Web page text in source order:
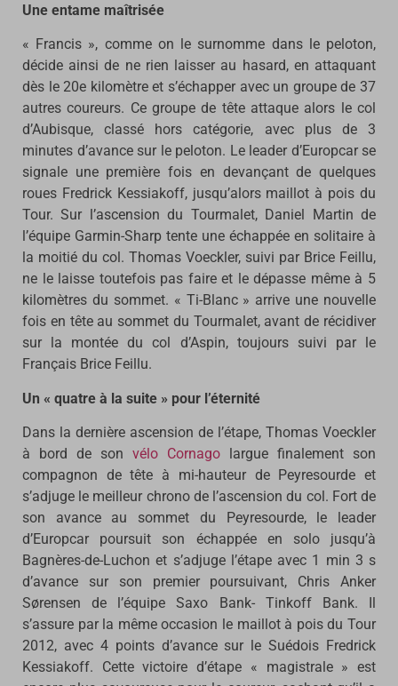
Une entame maîtrisée
« Francis », comme on le surnomme dans le peloton,
décide ainsi de ne rien laisser au hasard, en attaquant
dès le 20e kilomètre et s’échapper avec un groupe de 37
autres coureurs. Ce groupe de tête attaque alors le col
d’Aubisque, classé hors catégorie, avec plus de 3
minutes d’avance sur le peloton. Le leader d’Europcar se
signale une première fois en devançant de quelques
roues Fredrick Kessiakoff, jusqu’alors maillot à pois du
Tour. Sur l’ascension du Tourmalet, Daniel Martin de
l’équipe Garmin-Sharp tente une échappée en solitaire à
la moitié du col. Thomas Voeckler, suivi par Brice Feillu,
ne le laisse toutefois pas faire et le dépasse même à 5
kilomètres du sommet. « Ti-Blanc » arrive une nouvelle
fois en tête au sommet du Tourmalet, avant de récidiver
sur la montée du col d’Aspin, toujours suivi par le
Français Brice Feillu.
Un « quatre à la suite » pour l’éternité
Dans la dernière ascension de l’étape, Thomas Voeckler
à bord de son vélo Cornago largue finalement son
compagnon de tête à mi-hauteur de Peyresourde et
s’adjuge le meilleur chrono de l’ascension du col. Fort de
son avance au sommet du Peyresourde, le leader
d’Europcar poursuit son échappée en solo jusqu’à
Bagnères-de-Luchon et s’adjuge l’étape avec 1 min 3 s
d’avance sur son premier poursuivant, Chris Anker
Sørensen de l’équipe Saxo Bank- Tinkoff Bank. Il
s’assure par la même occasion le maillot à pois du Tour
2012, avec 4 points d’avance sur le Suédois Fredrick
Kessiakoff. Cette victoire d’étape « magistrale » est